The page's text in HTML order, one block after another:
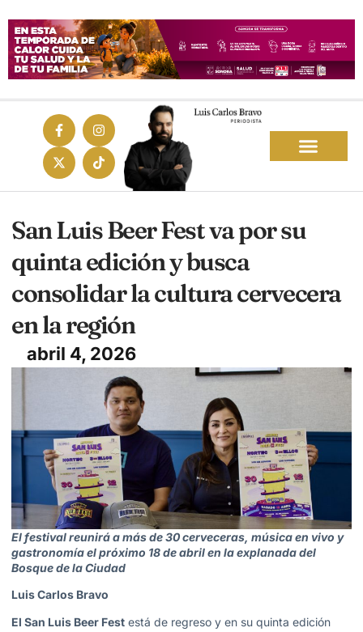
San Luis Beer Fest va por su
quinta edición y busca
consolidar la cultura cervecera
en la región
abril 4, 2026
El festival reunirá a más de 30 cerveceras, música en vivo y
gastronomía el próximo 18 de abril en la explanada del
Bosque de la Ciudad
Luis Carlos Bravo
El San Luis Beer Fest está de regreso y en su quinta edición